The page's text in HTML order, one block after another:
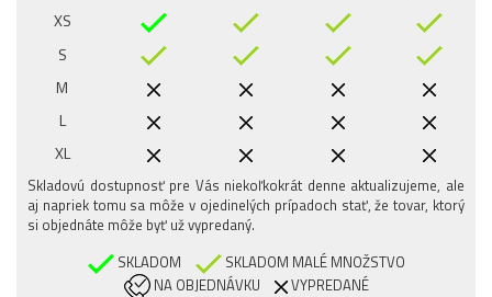
XS
S
M
L
XL
Skladovú dostupnosť pre Vás niekoľkokrát denne aktualizujeme, ale
aj napriek tomu sa môže v ojedinelých prípadoch stať, že tovar, ktorý
si objednáte môže byť už vypredaný.
SKLADOM
SKLADOM MALÉ MNOŽSTVO
NA OBJEDNÁVKU
VYPREDANÉ